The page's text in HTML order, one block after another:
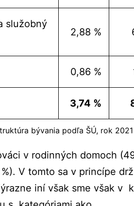
služobný
2,88 %
0,86 %
3,74 %
bývania podľa ŠÚ, rok 2021
v rodinných domoch
V tomto sa v princípe
iní však sme však v